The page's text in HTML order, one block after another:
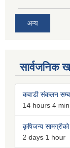
अन्य
सार्वजनिक
कवाडी संकलन
14 hours 4 min
कृषिजन्य
2 days 1 hour